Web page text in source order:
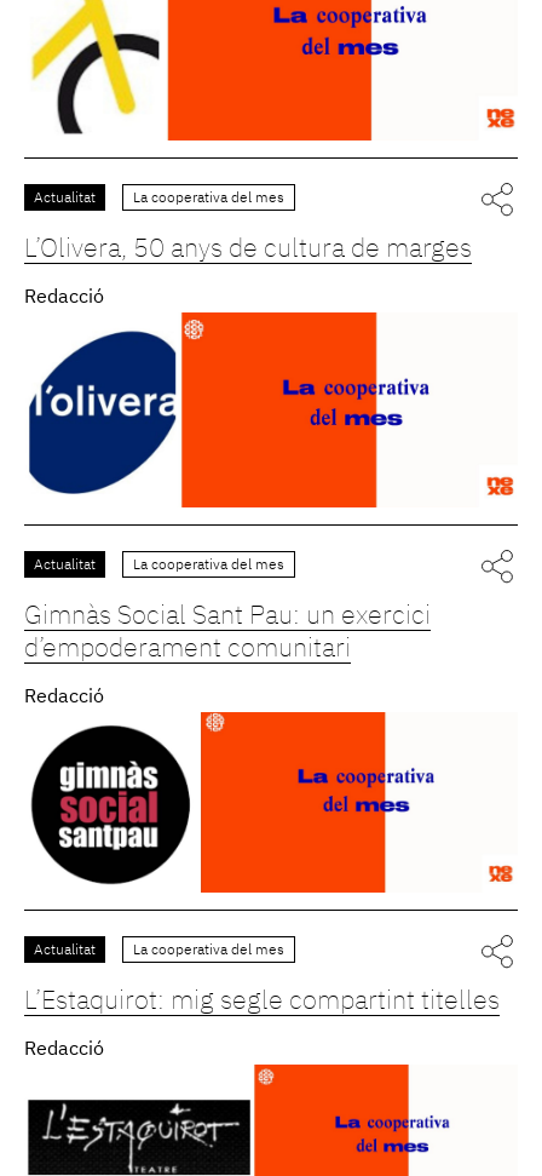
Actualitat La cooperativa del mes
L’Olivera, 50 anys de cultura de marges
Redacció
Actualitat La cooperativa del mes
Gimnàs Social Sant Pau: un exercici
d’empoderament comunitari
Redacció
Actualitat La cooperativa del mes
L’Estaquirot: mig segle compartint titelles
Redacció